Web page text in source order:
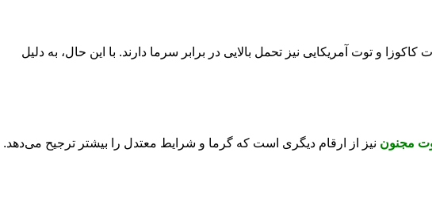
36 درجه زیر صفر هستند. برخی ارقام مانند توت کاکوزا و توت آمریکایی نیز تحمل بالایی در برابر سرما دارند. با این حال، به دلیل
مجنون نیز از ارقام دیگری است که گرما و شرایط معتدل را بیشتر ترجیح می‌دهد.